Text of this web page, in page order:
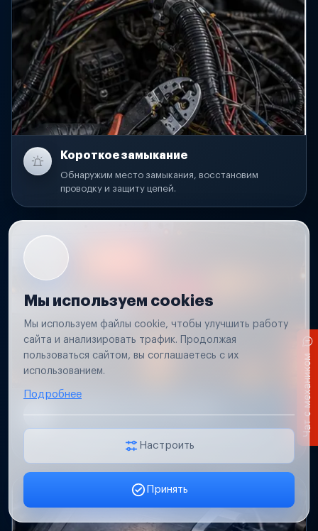
Короткое замыкание
Обнаружим место замыкания, восстановим
проводку и защиту цепей.
Проверим проводку и разъемы, восстановим
освещение прицепа.
Мы используем cookies
Мы используем файлы cookie, чтобы улучшить работу
сайта и анализировать трафик. Продолжая
пользоваться сайтом, вы соглашаетесь с их
использованием.
Подробнее
Настроить
Принять
Заявка онлайн
Чат с механиком